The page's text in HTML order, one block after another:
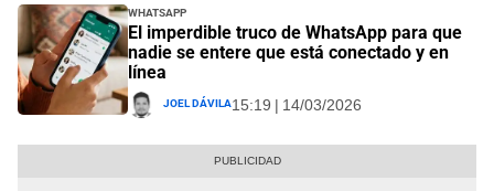
Whatsapp
El imperdible truco de WhatsApp para que
nadie se entere que está conectado y en
línea
Joel Dávila15:19 | 14/03/2026